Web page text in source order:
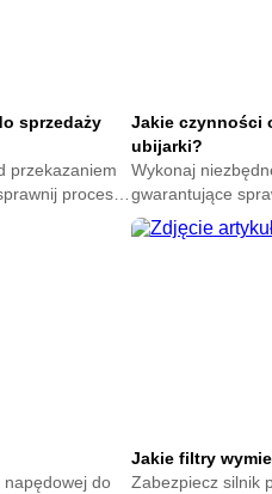
sprzedaży
przekazaniem
proces
Jakie czynności
ubijarki?
Wykonaj
gwarantujące
Poznaj etapy
przestojów na
napędowej do
Jakie filtry
Zabezpiecz silnik